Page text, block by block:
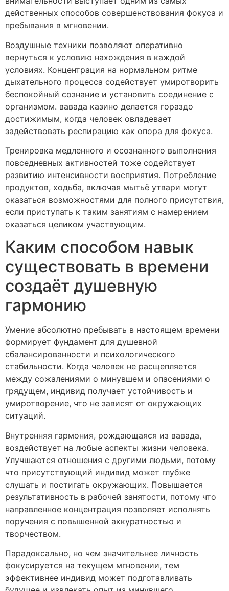
действенных способов совершенствования фокуса и
пребывания в мгновении.
Воздушные техники позволяют оперативно
вернуться к условию нахождения в каждой
условиях. Концентрация на нормальном ритме
дыхательного процесса содействует умиротворить
беспокойный сознание и установить соединение с
организмом. вавада казино делается гораздо
достижимым, когда человек овладевает
задействовать респирацию как опора для фокуса.
Тренировка медленного и осознанного выполнения
повседневных активностей тоже содействует
развитию интенсивности восприятия. Потребление
продуктов, ходьба, включая мытьё утвари могут
оказаться возможностями для полного присутствия,
если приступать к таким занятиям с намерением
оказаться целиком участвующим.
Каким способом навык
существовать в времени
создаёт душевную
гармонию
Умение абсолютно пребывать в настоящем времени
формирует фундамент для душевной
сбалансированности и психологического
стабильности. Когда человек не расщепляется
между сожалениями о минувшем и опасениями о
грядущем, индивид получает устойчивость и
умиротворение, что не зависят от окружающих
ситуаций.
Внутренняя гармония, рождающаяся из вавада,
воздействует на любые аспекты жизни человека.
Улучшаются отношения с другими людьми, потому
что присутствующий индивид может глубже
слушать и постигать окружающих. Повышается
результативность в рабочей занятости, потому что
направленное концентрация позволяет исполнять
поручения с повышенной аккуратностью и
творчеством.
Парадоксально, но чем значительнее личность
фокусируется на текущем мгновении, тем
эффективнее индивид может подготавливать